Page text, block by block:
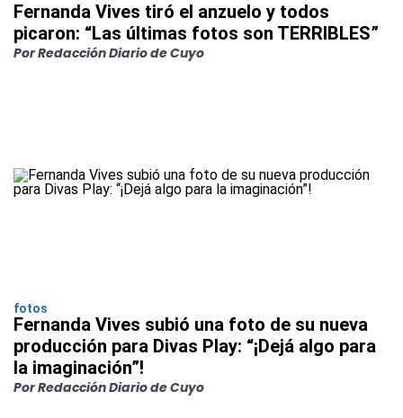
Fernanda Vives tiró el anzuelo y todos
picaron: “Las últimas fotos son TERRIBLES”
Por Redacción Diario de Cuyo
fotos
Fernanda Vives subió una foto de su nueva
producción para Divas Play: “¡Dejá algo para
la imaginación”!
Por Redacción Diario de Cuyo